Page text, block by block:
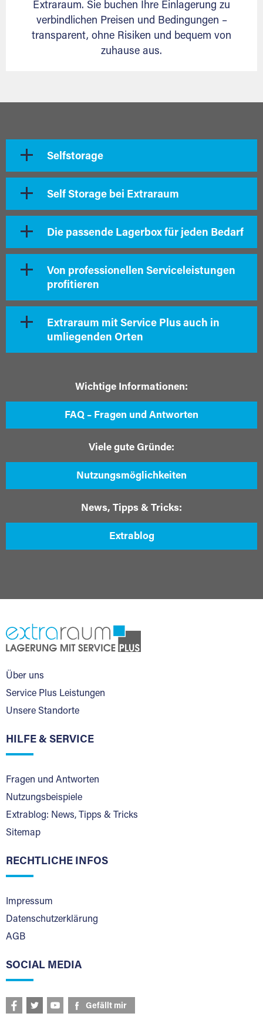
Extraraum. Sie buchen Ihre Einlagerung zu
verbindlichen Preisen und Bedingungen –
transparent, ohne Risiken und bequem von
zuhause aus.
Selfstorage
Self Storage bei Extraraum
Die passende Lagerbox für jeden Bedarf
Von professionellen Serviceleistungen
profitieren
Extraraum mit Service Plus auch in
umliegenden Orten
Wichtige Informationen:
FAQ – Fragen und Antworten
Viele gute Gründe:
Nutzungsmöglichkeiten
News, Tipps & Tricks:
Extrablog
Über uns
Service Plus Leistungen
Unsere Standorte
HILFE & SERVICE
Fragen und Antworten
Nutzungsbeispiele
Extrablog: News, Tipps & Tricks
Sitemap
RECHTLICHE INFOS
Impressum
Datenschutzerklärung
AGB
SOCIAL MEDIA
Gefällt mir